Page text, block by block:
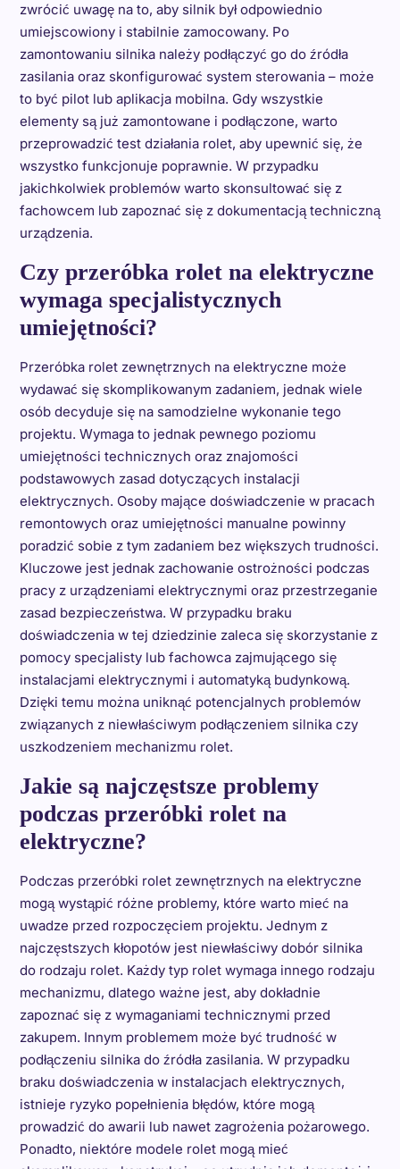
zwrócić uwagę na to, aby silnik był odpowiednio
umiejscowiony i stabilnie zamocowany. Po
zamontowaniu silnika należy podłączyć go do źródła
zasilania oraz skonfigurować system sterowania – może
to być pilot lub aplikacja mobilna. Gdy wszystkie
elementy są już zamontowane i podłączone, warto
przeprowadzić test działania rolet, aby upewnić się, że
wszystko funkcjonuje poprawnie. W przypadku
jakichkolwiek problemów warto skonsultować się z
fachowcem lub zapoznać się z dokumentacją techniczną
urządzenia.
Czy przeróbka rolet na elektryczne
wymaga specjalistycznych
umiejętności?
Przeróbka rolet zewnętrznych na elektryczne może
wydawać się skomplikowanym zadaniem, jednak wiele
osób decyduje się na samodzielne wykonanie tego
projektu. Wymaga to jednak pewnego poziomu
umiejętności technicznych oraz znajomości
podstawowych zasad dotyczących instalacji
elektrycznych. Osoby mające doświadczenie w pracach
remontowych oraz umiejętności manualne powinny
poradzić sobie z tym zadaniem bez większych trudności.
Kluczowe jest jednak zachowanie ostrożności podczas
pracy z urządzeniami elektrycznymi oraz przestrzeganie
zasad bezpieczeństwa. W przypadku braku
doświadczenia w tej dziedzinie zaleca się skorzystanie z
pomocy specjalisty lub fachowca zajmującego się
instalacjami elektrycznymi i automatyką budynkową.
Dzięki temu można uniknąć potencjalnych problemów
związanych z niewłaściwym podłączeniem silnika czy
uszkodzeniem mechanizmu rolet.
Jakie są najczęstsze problemy
podczas przeróbki rolet na
elektryczne?
Podczas przeróbki rolet zewnętrznych na elektryczne
mogą wystąpić różne problemy, które warto mieć na
uwadze przed rozpoczęciem projektu. Jednym z
najczęstszych kłopotów jest niewłaściwy dobór silnika
do rodzaju rolet. Każdy typ rolet wymaga innego rodzaju
mechanizmu, dlatego ważne jest, aby dokładnie
zapoznać się z wymaganiami technicznymi przed
zakupem. Innym problemem może być trudność w
podłączeniu silnika do źródła zasilania. W przypadku
braku doświadczenia w instalacjach elektrycznych,
istnieje ryzyko popełnienia błędów, które mogą
prowadzić do awarii lub nawet zagrożenia pożarowego.
Ponadto, niektóre modele rolet mogą mieć